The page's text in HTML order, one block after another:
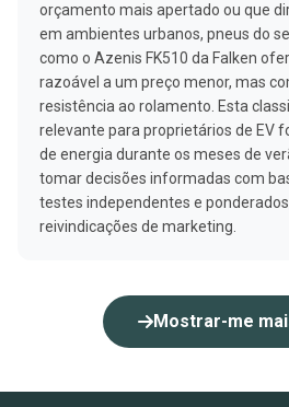
orçamento mais apertado ou que
em ambientes urbanos, pneus do
como o Azenis FK510 da Falken
razoável a um preço menor, mas
resistência ao rolamento. Esta
relevante para proprietários de EV
de energia durante os meses de
tomar decisões informadas com
testes independentes e
reivindicações de marketing.
Mostrar-me